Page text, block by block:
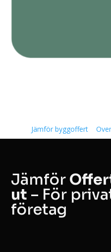
Jämför byggoffert
Jämför
ut – För
företag